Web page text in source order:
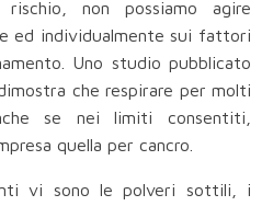
non possiamo agire
ed individualmente sui fattori
Uno studio pubblicato
che respirare per molti
se nei limiti consentiti,
quella per cancro.
vi sono le polveri sottili, i